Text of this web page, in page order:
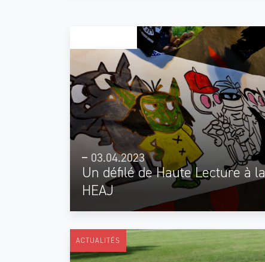
Un défilé de Haute Lecture à la
HEAJ
03.04.2023
ACTUALITÉS